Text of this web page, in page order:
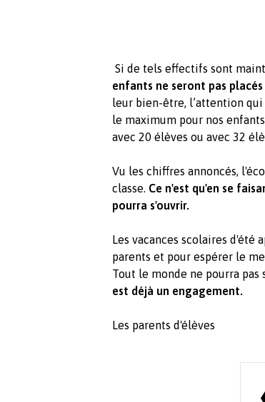
Si de tels effectifs sont
enfants ne seront pas
leur bien-être, l’attention
le maximum pour nos
avec 20 élèves ou avec 32
Vu les chiffres annoncés,
classe. Ce n'est qu'en se
pourra s'ouvrir.
Les vacances scolaires d'été
parents et pour espérer le
Tout le monde ne pourra
est déjà un engagement.
Les parents d'élèves